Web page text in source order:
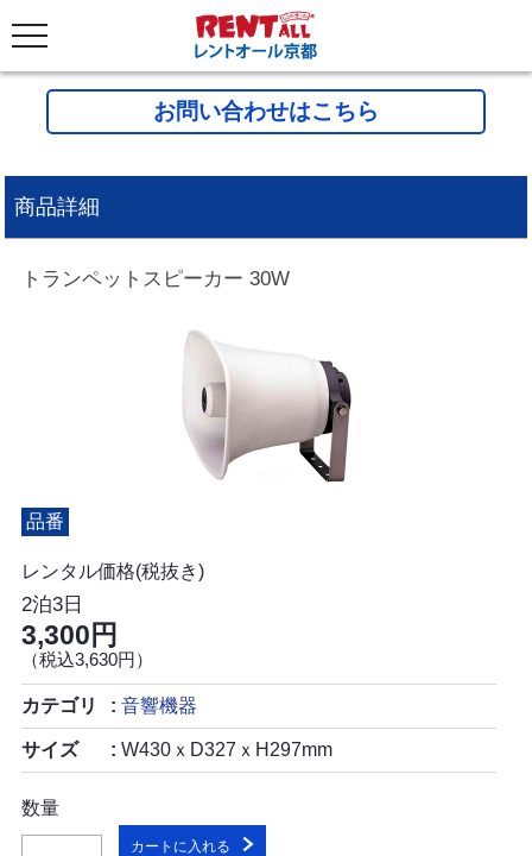
お問い合わせはこちら
商品詳細
トランペットスピーカー 30W
品番
レンタル価格(税抜き)
2泊3日
3,300円
（税込3,630円）
カテゴリ 音響機器
サイズ W430ｘD327ｘH297mm
数量
カートに入れる